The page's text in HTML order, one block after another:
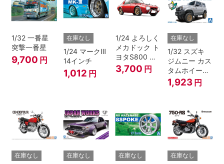
1/32 一番星
突撃一番星
9,700 円
在庫なし
1/24 マークⅢ
14インチ
1,012 円
1/24 よろしく
メカドック ト
ヨタS800 女
暴小町仕様
40周年記念パ
3,700 円
在庫なし
1/32 スズキ
ジムニー カス
タムホイール
(シルキーシル
バーメタリッ
1,923 円
在庫なし 在庫なし 在庫なし 在庫なし